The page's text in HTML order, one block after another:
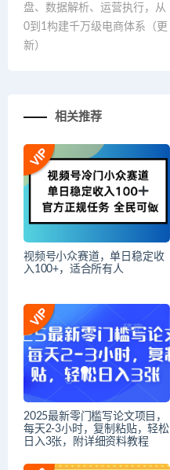
盘、数据解析、运营执行，从
0到1构建千万级电商体系（更
新）
相关推荐
视频号小众赛道，单日稳定收
入100+，适合所有人
2025最新零门槛写论文项目，
每天2-3小时，复制粘贴，轻松
日入3张，附详细资料教程